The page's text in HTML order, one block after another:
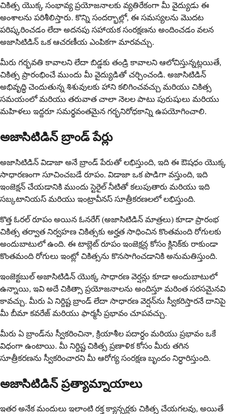
చికిత్స యొక్క సంభావ్య ప్రయోజనాలకు వ్యతిరేకంగా మీ వైద్యుడు ఈ
అంశాలను పరిశీలిస్తారు. కొన్ని సందర్భాల్లో, ఈ సమస్యలను మొదట
పరిష్కరించడం లేదా అదనపు సహాయక సంరక్షణను అందించడం వలన
అజాసిటిడిన్ ఒక ఆచరణీయ ఎంపికగా మారవచ్చు.
మీరు గర్భవతి కావాలని లేదా బిడ్డకు తండ్రి కావాలని ఆలోచిస్తున్నట్లయితే,
చికిత్స ప్రారంభించే ముందు మీ వైద్యుడితో చర్చించండి. అజాసిటిడిన్
అభివృద్ధి చెందుతున్న శిశువులకు హాని కలిగించవచ్చు మరియు చికిత్స
సమయంలో మరియు తరువాత చాలా నెలల పాటు పురుషులు మరియు
మహిళలు ఇద్దరూ సమర్థవంతమైన గర్భనిరోధకాన్ని ఉపయోగించాలి.
అజాసిటిడిన్ బ్రాండ్ పేర్లు
అజాసిటిడిన్ విడాజా అనే బ్రాండ్ పేరుతో లభిస్తుంది, ఇది ఈ ఔషధం యొక్క
సాధారణంగా సూచించబడే రూపం. విడాజా ఒక పొడిగా వస్తుంది, ఇది
ఇంజెక్షన్ చేయడానికి ముందు స్టెరైల్ నీటితో కలుపుతారు మరియు ఇది
సబ్కటానియస్ మరియు ఇంట్రావీనస్ సూత్రీకరణలలో లభిస్తుంది.
కొత్త ఓరల్ రూపం అయిన ఓనరేగ్ (అజాసిటిడిన్ మాత్రలు) కూడా ప్రారంభ
చికిత్స తర్వాత నిర్వహణ చికిత్సకు అర్హత సాధించిన కొంతమంది రోగులకు
అందుబాటులో ఉంది. ఈ టాబ్లెట్ రూపం ఇంజెక్షన్ల కోసం క్లినిక్‌కు రాకుండా
కొంతమంది రోగులు ఇంట్లో చికిత్సను కొనసాగించడానికి అనుమతిస్తుంది.
ఇంజెక్టబుల్ అజాసిటిడిన్ యొక్క సాధారణ వెర్షన్లు కూడా అందుబాటులో
ఉన్నాయి, ఇవి అదే చికిత్సా ప్రయోజనాలను అందిస్తూ మరింత సరసమైనవి
కావచ్చు. మీరు ఏ నిర్దిష్ట బ్రాండ్ లేదా సాధారణ వెర్షన్‌ను స్వీకరిస్తారనే దానిపై
మీ బీమా కవరేజ్ మరియు ఫార్మసీ ప్రభావం చూపవచ్చు.
మీరు ఏ బ్రాండ్‌ను స్వీకరించినా, క్రియాశీల పదార్ధం మరియు ప్రభావం ఒకే
విధంగా ఉంటాయి. మీ నిర్దిష్ట చికిత్స ప్రణాళిక కోసం మీరు తగిన
సూత్రీకరణను స్వీకరించారని మీ ఆరోగ్య సంరక్షణ బృందం నిర్ధారిస్తుంది.
అజాసిటిడిన్ ప్రత్యామ్నాయాలు
ఇతర అనేక మందులు ఇలాంటి రక్త క్యాన్సర్లకు చికిత్స చేయగలవు, అయితే